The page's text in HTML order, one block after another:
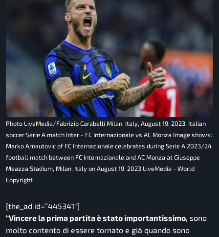
Photo LiveMedia/Fabrizio Carabelli Milan, Italy, August 19, 2023, Italian
soccer Serie A match Inter - FC Internazionale vs AC Monza Image shows:
Marko Arnautovic of FC Internazionale celebrates during Serie A 2023/24
football match between FC Internazionale and AC Monza at Giuseppe
Meazza Stadium, Milan, Italy on August 19, 2023 LiveMedia - World
Copyright
[the_ad id=”445341″]
“Vincere la prima partita è stato importantissimo, sono
molto contento di essere tornato e già quando sono